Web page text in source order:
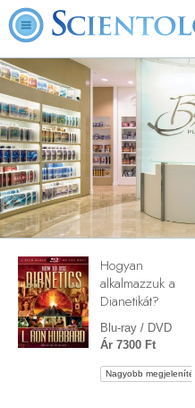
Hogyan
alkalmazzuk a
Dianetikát?
Blu-ray / DVD
Ár 7300 Ft
Nagyobb megjelenítés